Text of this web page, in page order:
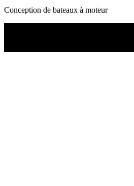
Conception de bateaux à moteur